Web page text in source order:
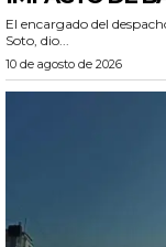
El encargado del
Soto, dio...
10 de agosto de 2026